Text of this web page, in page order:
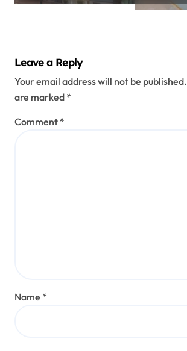
Leave a Reply
Your email address will not be published.
are marked *
Comment *
Name *